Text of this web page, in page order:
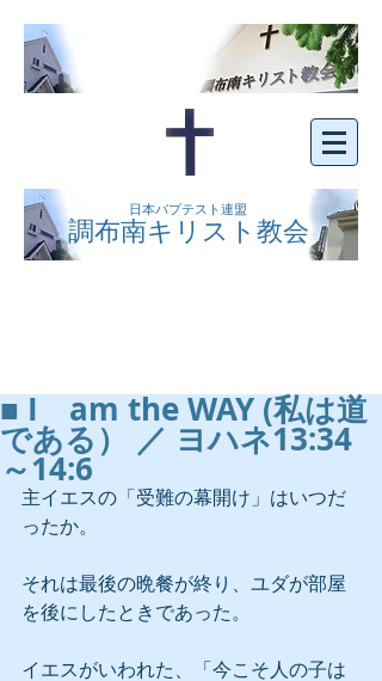
日本バプテスト連盟
調布南キリスト教会
■ I am the WAY (私は道
である） ／ ヨハネ13:34
～14:6
主イエスの「受難の幕開け」はいつだ
ったか。
それは最後の晩餐が終り、ユダが部屋
を後にしたときであった。
イエスがいわれた、「今こそ人の子は